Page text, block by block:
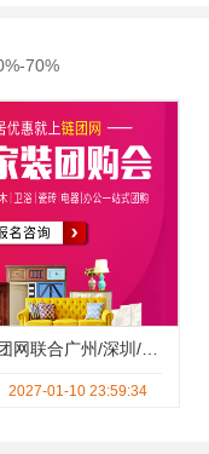
70%
网联合广州/深圳/东
材、定制、床垫、
2027-01-10 23:59:34